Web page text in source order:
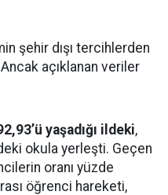
şehir dışı tercihlerden
açıklanan veriler
yaşadığı ildeki,
okula yerleşti. Geçen
oranı yüzde
öğrenci hareketi,